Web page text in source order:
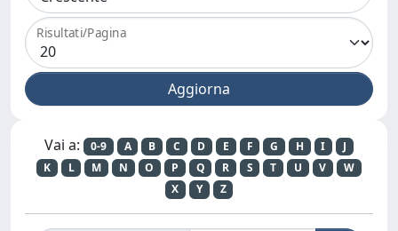
Risultati/Pagina
Vai a: 0-9 A B C D E F G H I
J
K
L M N O P Q R S T U V
W
X
Y Z